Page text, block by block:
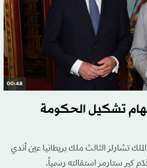
00:48
تشكيل الحكومة
تشارلز الثالث ملك بريطانيا عيّن أندي
كير ستارمر استقالته رسمياً.